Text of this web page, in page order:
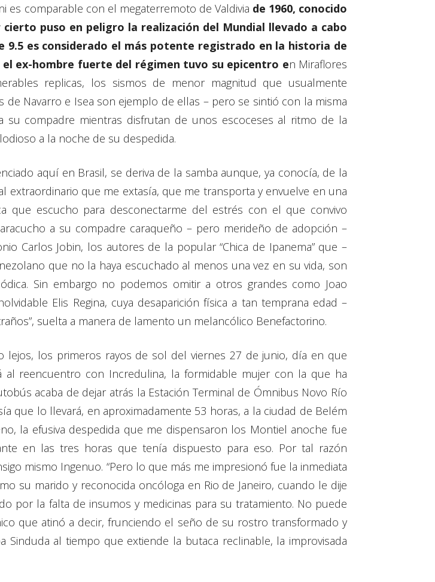
es comparable con el megaterremoto de Valdivia de 1960, conocido
puso en peligro la realización del Mundial llevado a cabo
9.5 es considerado el más potente registrado en la historia de
ex-hombre fuerte del régimen tuvo su epicentro en Miraflores
replicas, los sismos de menor magnitud que usualmente
Navarro e Isea son ejemplo de ellas – pero se sintió con la misma
su compadre mientras disfrutan de unos escoceses al ritmo de la
a la noche de su despedida.
aquí en Brasil, se deriva de la samba aunque, ya conocía, de la
extraordinario que me extasía, que me transporta y envuelve en una
que escucho para desconectarme del estrés con el que convivo
a su compadre caraqueño – pero merideño de adopción –
Carlos Jobin, los autores de la popular “Chica de Ipanema” que –
que no la haya escuchado al menos una vez en su vida, son
Sin embargo no podemos omitir a otros grandes como Joao
Elis Regina, cuya desaparición física a tan temprana edad –
suelta a manera de lamento un melancólico Benefactorino.
lejos, los primeros rayos de sol del viernes 27 de junio, día en que
reencuentro con Incredulina, la formidable mujer con la que ha
acaba de dejar atrás la Estación Terminal de Ómnibus Novo Río
que lo llevará, en aproximadamente 53 horas, a la ciudad de Belém
la efusiva despedida que me dispensaron los Montiel anoche fue
en las tres horas que tenía dispuesto para eso. Por tal razón
mismo Ingenuo. “Pero lo que más me impresionó fue la inmediata
su marido y reconocida oncóloga en Rio de Janeiro, cuando le dije
por la falta de insumos y medicinas para su tratamiento. No puede
que atinó a decir, frunciendo el seño de su rostro transformado y
Sinduda al tiempo que extiende la butaca reclinable, la improvisada